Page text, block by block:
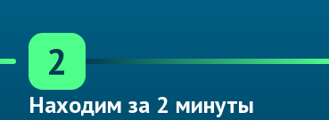
2
Находим за 2 минуты